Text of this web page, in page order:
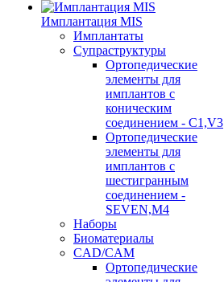
Имплантация MIS
Имплантаты
Супраструктуры
Ортопедические
элементы для
имплантов с
коническим
соединением - C1,V3
Ортопедические
элементы для
имплантов с
шестигранным
соединением -
SEVEN,M4
Наборы
Биоматериалы
CAD/CAM
Ортопедические